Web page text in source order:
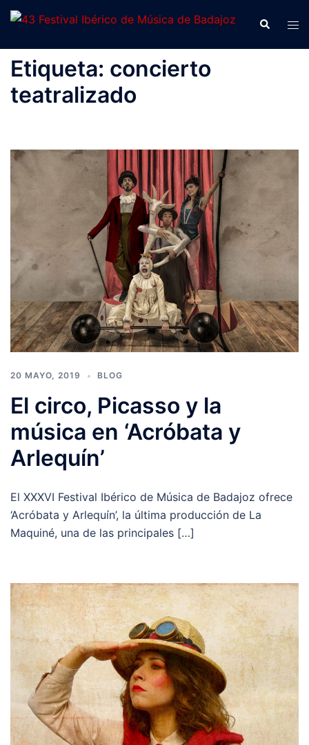
Saltar
Buscar
Etiqueta: concierto
teatralizado
20 MAYO, 2019 BLOG
El circo, Picasso y la
música en ‘Acróbata y
Arlequín’
El XXXVI Festival Ibérico de Música de Badajoz ofrece
‘Acróbata y Arlequín’, la última producción de La
Maquiné, una de las principales […]